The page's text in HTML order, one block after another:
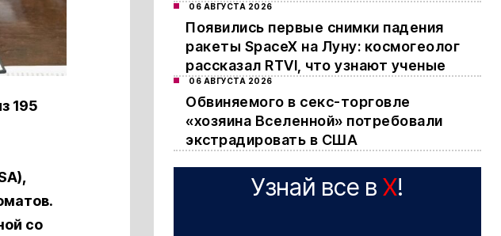
195
со
06 АВГУСТА 2026
Появились первые снимки падения
ракеты SpaceX на Луну: космогеолог
рассказал RTVI, что узнают ученые
06 АВГУСТА 2026
Обвиняемого в секс-торговле
«хозяина Вселенной» потребовали
экстрадировать в США
Узнай все в X!